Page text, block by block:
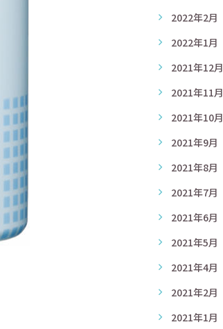
2022年2月
2022年1月
2021年12月
2021年11月
2021年10月
2021年9月
2021年8月
2021年7月
2021年6月
2021年5月
2021年4月
2021年2月
2021年1月